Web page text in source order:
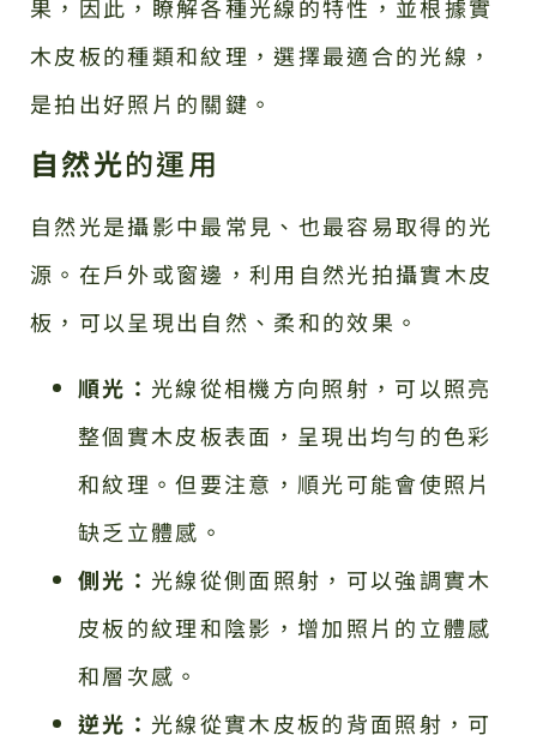
果，因此，瞭解各種光線的特性，並根據實
木皮板的種類和紋理，選擇最適合的光線，
是拍出好照片的關鍵。
自然光的運用
自然光是攝影中最常見、也最容易取得的光
源。在戶外或窗邊，利用自然光拍攝實木皮
板，可以呈現出自然、柔和的效果。
順光： 光線從相機方向照射，可以照亮
整個實木皮板表面，呈現出均勻的色彩
和紋理。但要注意，順光可能會使照片
缺乏立體感。
側光： 光線從側面照射，可以強調實木
皮板的紋理和陰影，增加照片的立體感
和層次感。
逆光： 光線從實木皮板的背面照射，可